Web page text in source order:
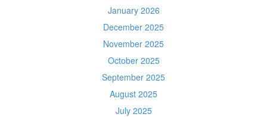
January 2026
December 2025
November 2025
October 2025
September 2025
August 2025
July 2025